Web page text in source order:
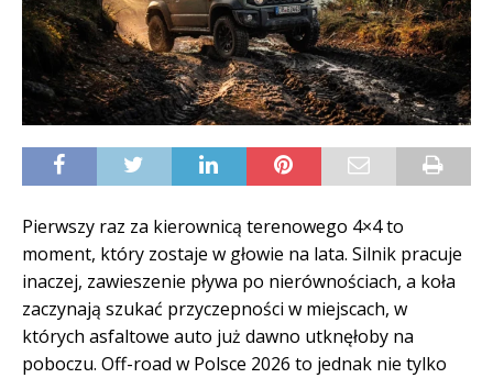
Pierwszy raz za kierownicą terenowego 4×4 to
moment, który zostaje w głowie na lata. Silnik pracuje
inaczej, zawieszenie pływa po nierównościach, a koła
zaczynają szukać przyczepności w miejscach, w
których asfaltowe auto już dawno utknęłoby na
poboczu. Off-road w Polsce 2026 to jednak nie tylko